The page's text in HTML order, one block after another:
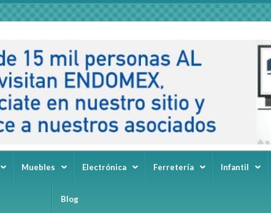
Muebles Electrónica Ferretería Infantil
Blog